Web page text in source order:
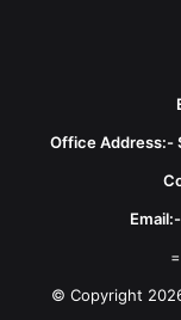
Office Address:-
© Copyright